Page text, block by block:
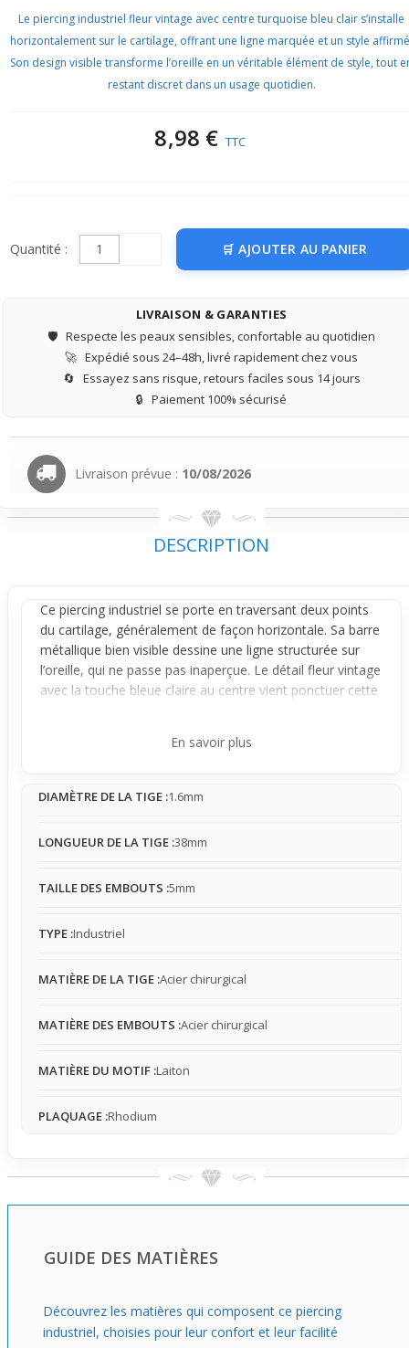
Le piercing industriel fleur vintage avec centre turquoise bleu clair s’installe
horizontalement sur le cartilage, offrant une ligne marquée et un style
Son design visible transforme l’oreille en un véritable élément de style, tout
restant discret dans un usage quotidien.
8,98 € TTC
Quantité : AJOUTER AU PANIER
LIVRAISON & GARANTIES
🛡️ Respecte les peaux sensibles, confortable au quotidien
🚀 Expédié sous 24–48h, livré rapidement chez vous
🔄 Essayez sans risque, retours faciles sous 14 jours
🔒 Paiement 100% sécurisé
Livraison prévue : 10/08/2026
DESCRIPTION
Ce piercing industriel se porte en traversant deux points
du cartilage, généralement de façon horizontale. Sa barre
métallique bien visible dessine une ligne structurée sur
l’oreille, qui ne passe pas inaperçue. Le détail fleur vintage
avec la touche bleue claire au centre vient ponctuer cette
horizontale traverse précisément le cartilage, ce qui peut
l’adaptation à la morphologie de chacun. Sa surface peut
confortable et s’adapter correctement à la forme de
centrale qui change vraiment le style. Porté avec une
en ajoutant un effet visuel marqué, mais en restant assez
son design épuré.
En savoir plus
DIAMÈTRE DE LA TIGE :1.6mm
LONGUEUR DE LA TIGE :38mm
TAILLE DES EMBOUTS :5mm
TYPE :Industriel
MATIÈRE DE LA TIGE :Acier chirurgical
MATIÈRE DES EMBOUTS :Acier chirurgical
MATIÈRE DU MOTIF :Laiton
PLAQUAGE :Rhodium
GUIDE DES MATIÈRES
Découvrez les matières qui composent ce piercing
industriel, choisies pour leur confort et leur facilité